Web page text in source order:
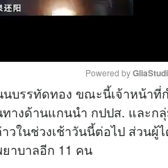
M
u
Powered by
บรรทัดทอง ขณะนี้เจ้าหน้าที่
างด้านแกนนำ กปปส. และก
ในช่วงเช้าวันนี้ต่อไป ส่วนผู้
าบาลอีก 11 คน